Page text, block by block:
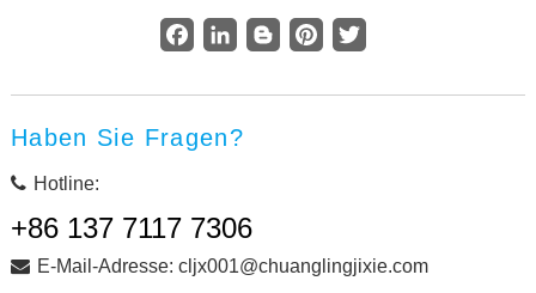
Facebook
LinkedInBloggerPinterestTwitter
Haben Sie Fragen?
Hotline:
+86 137 7117 7306
E-Mail-Adresse: cljx001@chuanglingjixie.com